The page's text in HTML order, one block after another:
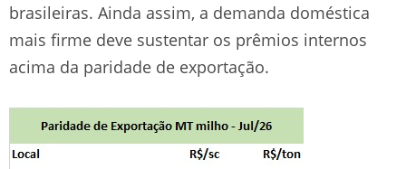
brasileiras. Ainda assim, a demanda doméstica
mais firme deve sustentar os prêmios internos
acima da paridade de exportação.